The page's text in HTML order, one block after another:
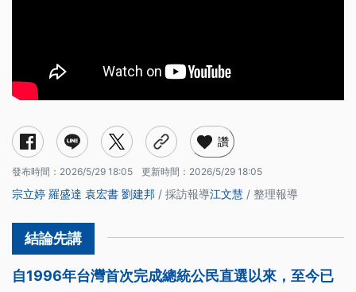
讚
發布時間： 2026/5/29 18:05 更新時間： 2026/5/29 18:05
宗立婷 羅盛達 袁宏書 劉建邦 / 採訪報導江文慧 / 整理報導
自1996年台灣首次完成總統公民直選以來，至今已